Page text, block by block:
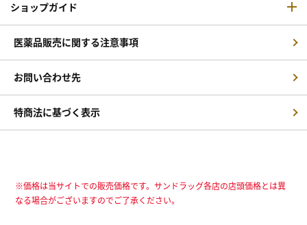
ショップガイド
医薬品販売に関する注意事項
お問い合わせ先
特商法に基づく表示
※価格は当サイトでの販売価格です。サンドラッグ各店の店頭価格とは異
なる場合がございますのでご了承ください。